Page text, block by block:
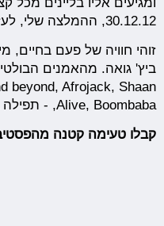
30.12.12, ההמלצה שלי, לעזוב הכל ולבקר בגואה ומהר.
זוהי חוויה של פעם בחיים,
beyond, Afrojack, Shaan
,Alive, Boombaba - תפילה בזמן הפסטיבל.
קבלו טעימה קטנה